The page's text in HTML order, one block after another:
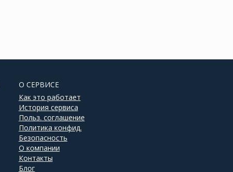
О СЕРВИСЕ
Как это работает
История сервиса
Польз. соглашение
Политика конфид.
Безопасность
О компании
Контакты
Блог